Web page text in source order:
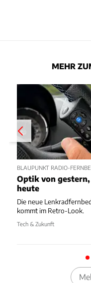
MEHR
BLAUPUNKT RADIO-
Optik von
heute
Die neue
kommt im Retro-Look.
Tech & Zukunft